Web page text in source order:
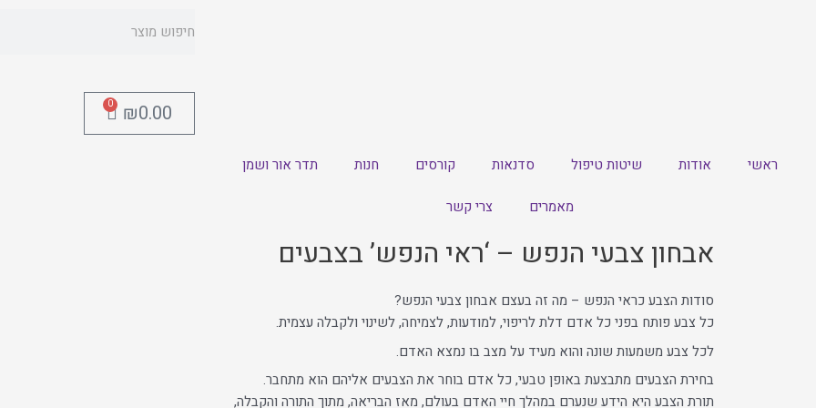
₪0.00
0
ראשי אודות שיטות טיפול סדנאות קורסים חנות תדר אור ושמן
מאמרים צרי קשר
אבחון צבעי הנפש – ‘ראי הנפש’ בצבעים
סודות הצבע כראי הנפש – מה זה בעצם אבחון צבעי הנפש?
כל צבע פותח בפני כל אדם דלת לריפוי, למודעות, לצמיחה, לשינוי ולקבלה עצמית.
לכל צבע משמעות שונה והוא מעיד על מצב בו נמצא האדם.
בחירת הצבעים מתבצעת באופן טבעי, כל אדם בוחר את הצבעים אליהם הוא מתחבר.
תורת הצבע היא הידע שנערם במהלך חיי האדם בעולם, מאז הבריאה, מתוך התורה והקבלה,